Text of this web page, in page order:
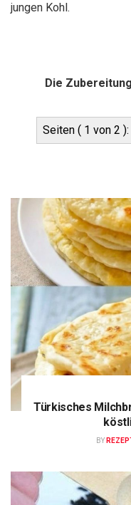
jungen Kohl.
Die
Seiten ( 1 von 2 ):
Türkisches
BY